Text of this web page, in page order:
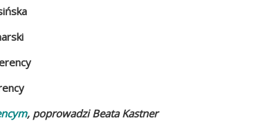
, poprowadzi Beata Kastner